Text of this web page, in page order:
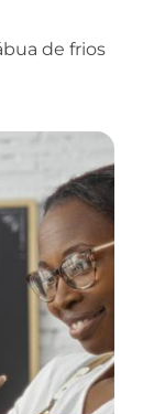
de frios